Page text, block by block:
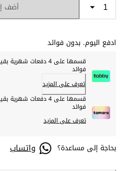
أضف
ادفع اليوم. بدون فوائد
قسمها على 4 دفعات شهرية بقيمة
فوائد
تعرف على المزيد
قسمها على 4 دفعات شهرية بقيمة
فوائد
تعرف على المزيد
بحاجة إلى مساعدة؟ واتساب